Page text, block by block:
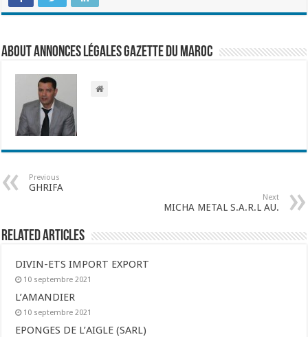
About Annonces légales Gazette du Maroc
Previous
GHRIFA
Next
MICHA METAL S.A.R.L AU.
Related Articles
DIVIN-ETS IMPORT EXPORT
10 septembre 2021
L’AMANDIER
10 septembre 2021
EPONGES DE L’AIGLE (SARL)